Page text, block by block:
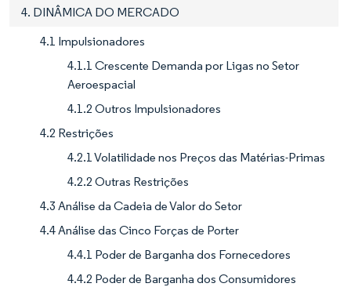
4. DINÂMICA DO MERCADO
4.1 Impulsionadores
4.1.1 Crescente Demanda por Ligas no Setor
Aeroespacial
4.1.2 Outros Impulsionadores
4.2 Restrições
4.2.1 Volatilidade nos Preços das Matérias-Primas
4.2.2 Outras Restrições
4.3 Análise da Cadeia de Valor do Setor
4.4 Análise das Cinco Forças de Porter
4.4.1 Poder de Barganha dos Fornecedores
4.4.2 Poder de Barganha dos Consumidores